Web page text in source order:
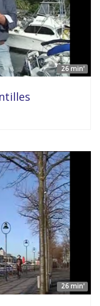
26 min'
26 min'